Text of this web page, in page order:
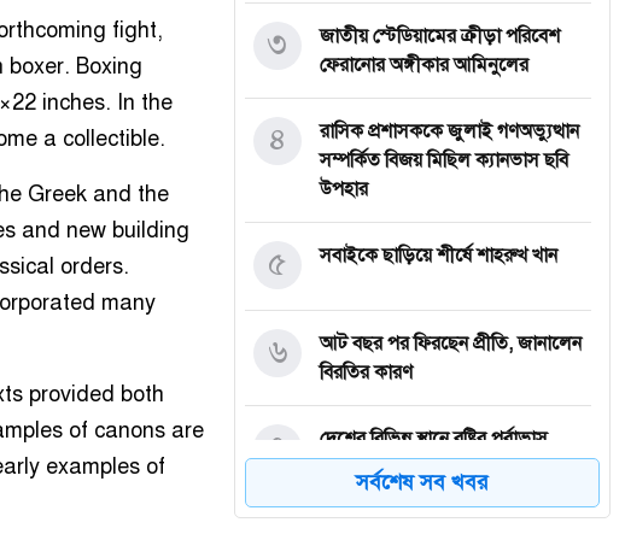
fight,
Boxing
inches. In the
a collectible.
Greek and the
and new building
orders.
many
provided both
of canons are
examples of
জাতীয় স্টেডিয়ামের ক্রীড়া পরিবেশ
ফেরানোর অঙ্গীকার আমিনুলের
৩
রাসিক প্রশাসককে জুলাই গণঅভ্যুত্থান
সম্পর্কিত বিজয় মিছিল ক্যানভাস ছবি
উপহার
৪
সবাইকে ছাড়িয়ে শীর্ষে শাহরুখ খান
৫
আট বছর পর ফিরছেন প্রীতি, জানালেন
বিরতির কারণ
৬
দেশের বিভিন্ন স্থানে বৃষ্টির পূর্বাভাস
৭
সর্বশেষ সব খবর